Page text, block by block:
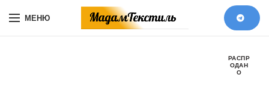
МЕНЮ
РАСПР
ОДАН
О